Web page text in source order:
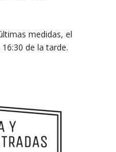
medidas, el
de la tarde.